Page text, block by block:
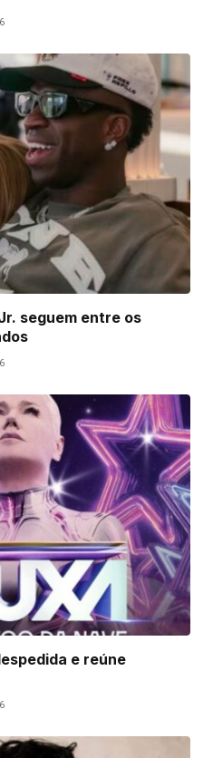
seguem entre os
e reúne